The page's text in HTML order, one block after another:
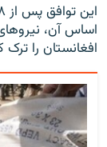
افغانستان را ترک